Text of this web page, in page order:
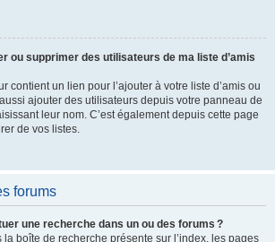
ou supprimer des utilisateurs de ma liste d’amis
contient un lien pour l’ajouter à votre liste d’amis ou
ajouter des utilisateurs depuis votre panneau de
leur nom. C’est également depuis cette page
de vos listes.
forums
une recherche dans un ou des forums ?
boîte de recherche présente sur l’index, les pages